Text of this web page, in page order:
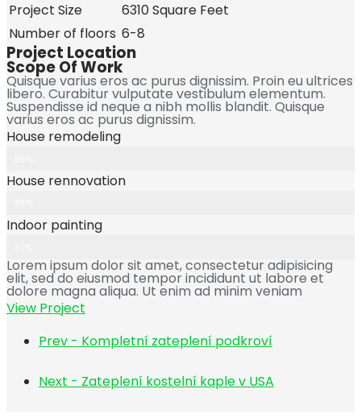
Project Size
6310 Square Feet
Number of floors 6-8
Project Location
Scope Of Work
Quisque varius eros ac purus dignissim. Proin eu ultrices
libero. Curabitur vulputate vestibulum elementum.
Suspendisse id neque a nibh mollis blandit. Quisque
varius eros ac purus dignissim.
House remodeling
House rennovation
Indoor painting
Lorem ipsum dolor sit amet, consectetur adipisicing
elit, sed do eiusmod tempor incididunt ut labore et
dolore magna aliqua. Ut enim ad minim veniam
View Project
Prev - Kompletní zateplení podkroví
Next - Zateplení kostelní kaple v USA